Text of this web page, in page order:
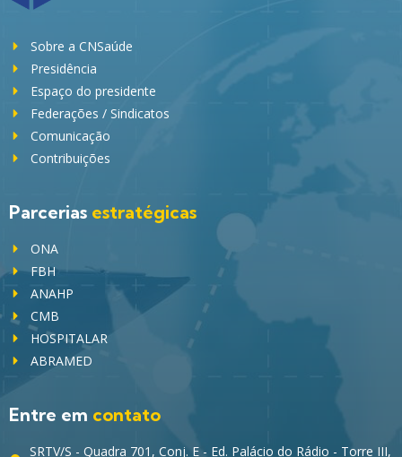
Sobre a CNSaúde
Presidência
Espaço do presidente
Federações / Sindicatos
Comunicação
Contribuições
Parcerias estratégicas
ONA
FBH
ANAHP
CMB
HOSPITALAR
ABRAMED
Entre em contato
SRTV/S - Quadra 701, Conj. E - Ed. Palácio do Rádio - Torre III,